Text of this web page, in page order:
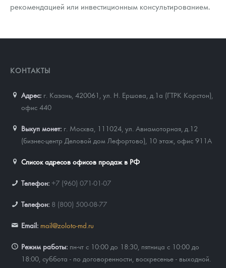
рекомендацией или инвестиционным консультированием.
КОНТАКТЫ
Адрес: г. Казань, 420061 ул. Н. Ершова, д.1а (ГТРК Корстон),
офис 440
Выкуп монет: г. Москва, 111024, ул. Авиамоторная, д.12
(бизнес-центр Деловой дом Лефортово), 10 этаж, офис 911А
Список адресов офисов продаж в РФ
Телефон: +7 (960) 071-01-07
Телефон: 8 (800) 500-08-77
Email: mail@zoloto-md.ru
Режим работы: пн-чт с 10:00 до 18:30, пятница с 10:00 до
18:00, суббота - по договоренности, воскресенье - выходной.